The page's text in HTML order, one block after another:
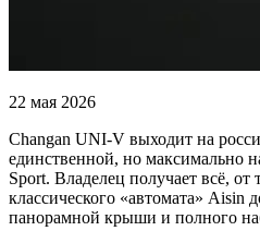
22 мая 2026
Changan UNI-V выходит на
единственной, но максимально
Sport. Владелец получает всё,
классического «автомата» Aisin
панорамной крыши и полного